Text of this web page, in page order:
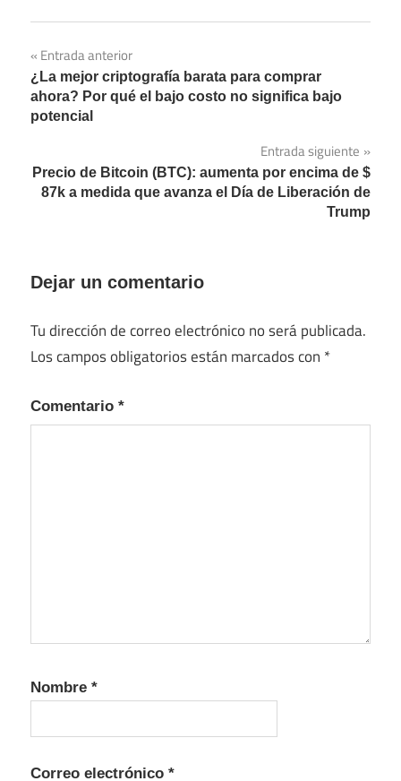
Navegación
de
entradas
Entrada anterior
¿La mejor criptografía barata para comprar
ahora? Por qué el bajo costo no significa bajo
potencial
Entrada siguiente
Precio de Bitcoin (BTC): aumenta por encima de $
87k a medida que avanza el Día de Liberación de
Trump
Dejar un comentario
Tu dirección de correo electrónico no será publicada.
Los campos obligatorios están marcados con *
Comentario *
Nombre *
Correo electrónico *